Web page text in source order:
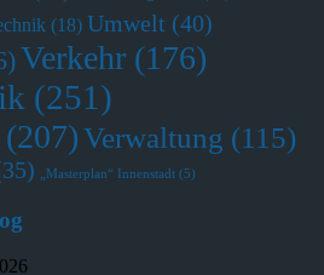
(18) Umwelt (40)
Verkehr (176)
(251)
(207)Verwaltung (115)
„Masterplan“ Innenstadt (5)